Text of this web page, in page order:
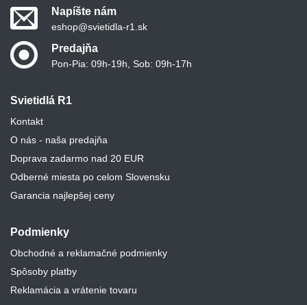
Svietidlá R1
Kontakt
O nás - naša predajňa
Doprava zadarmo nad 20 EUR
Odberné miesta po celom Slovensku
Garancia najlepšej ceny
Podmienky
Obchodné a reklamačné podmienky
Spôsoby platby
Reklamácia a vrátenie tovaru
Napíšte nám
eshop@svietidla-r1.sk
Predajňa
Pon-Pia: 09h-19h, Sob: 09h-17h